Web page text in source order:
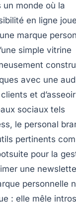
monde où la
en ligne
marque
simple vitrine
avec une
et
sociaux tels
le personal
pertinents
pour la
une
personnelle
: elle mêle